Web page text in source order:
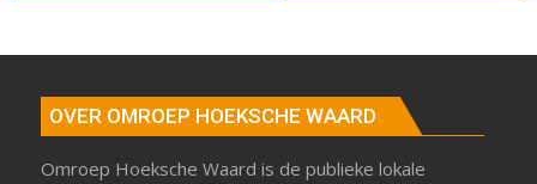
OVER OMROEP HOEKSCHE WAARD
Omroep Hoeksche Waard is de publieke lokale